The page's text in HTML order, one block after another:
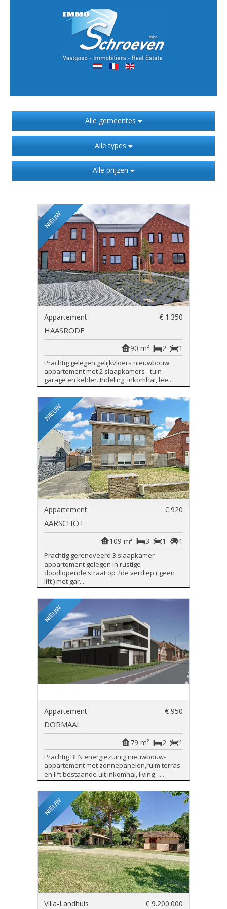
Alle gemeentes
Alle types
Alle prijzen
Appartement € 1.350
HAASRODE
1
2
90 m²
Prachtig gelegen gelijkvloers nieuwbouw
appartement met 2 slaapkamers - tuin -
garage en kelder. Indeling: inkomhal, lee...
Appartement € 920
AARSCHOT
1
1
3
109 m²
Prachtig gerenoveerd 3 slaapkamer-
appartement gelegen in rustige
doodlopende straat op 2de verdiep ( geen
lift ) met gar...
Appartement € 950
DORMAAL
1
2
79 m²
Prachtig BEN energiezuinig nieuwbouw-
appartement met zonnepanelen,ruim terras
en lift bestaande uit inkomhal, living - ...
Villa-Landhuis € 9.200.000